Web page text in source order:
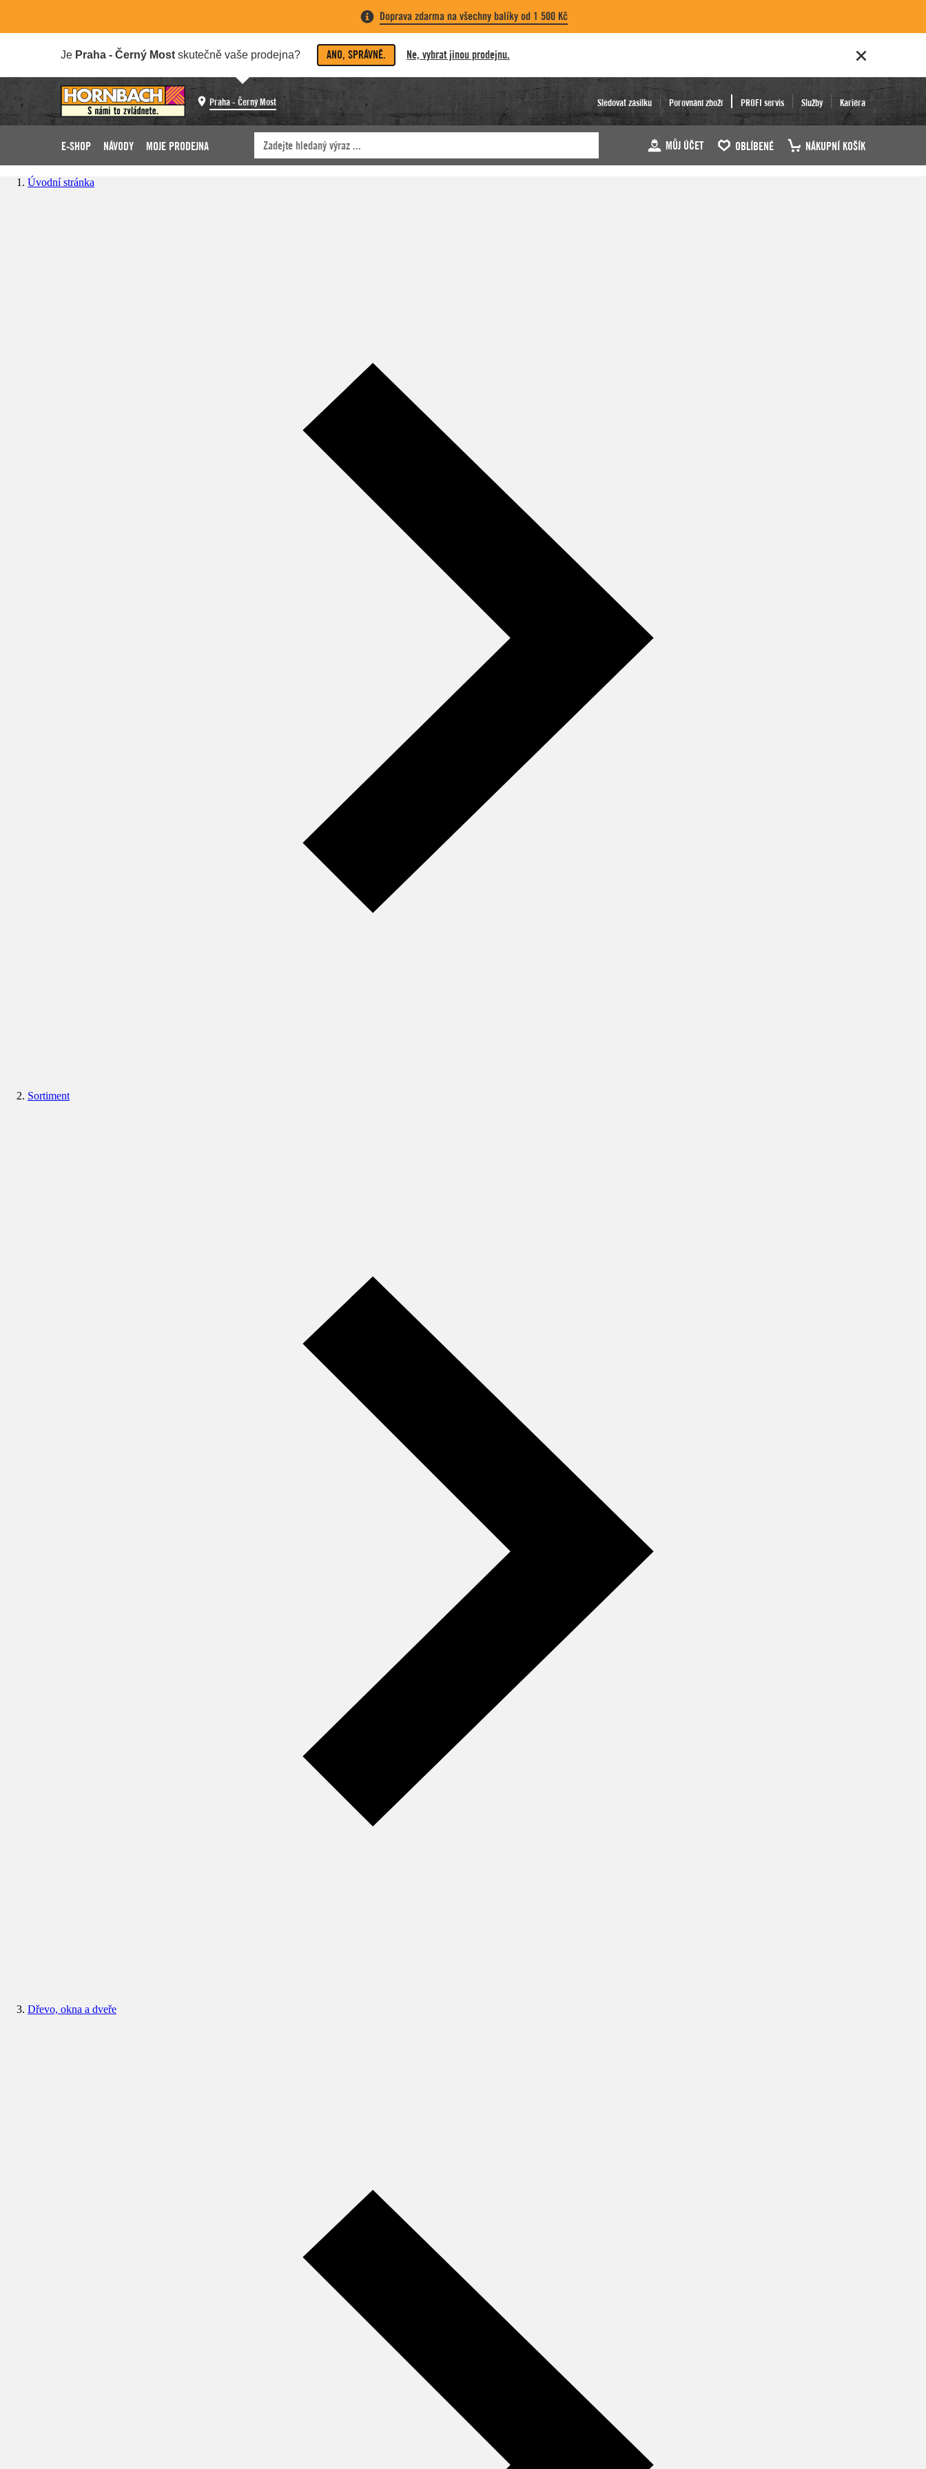
Doprava zdarma na všechny balíky od 1 500 Kč
Je Praha - Černý Most skutečně vaše prodejna? ANO, SPRÁVNĚ. Ne, vybrat jinou prodejnu.
Praha - Černý Most Sledovat zásilku Porovnání zboží PROFI servis Služby Kariéra
E-SHOP NÁVODY MOJE PRODEJNA MŮJ ÚČET OBLÍBENÉ NÁKUPNÍ KOŠÍK
Úvodní stránka
Sortiment
Dřevo, okna a dveře